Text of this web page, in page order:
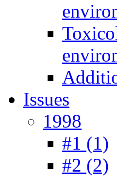
Issues
1998
#1 (1)
#2 (2)